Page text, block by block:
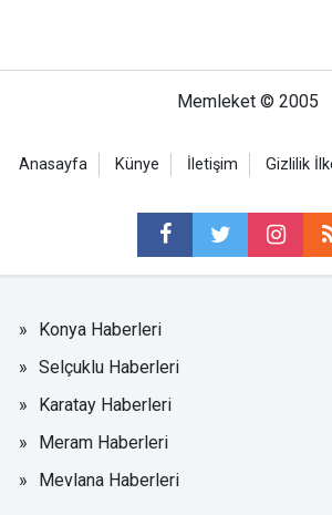
Memleket © 2005
Anasayfa Künye İletişim Gizlilik
Konya Haberleri
Selçuklu Haberleri
Karatay Haberleri
Meram Haberleri
Mevlana Haberleri